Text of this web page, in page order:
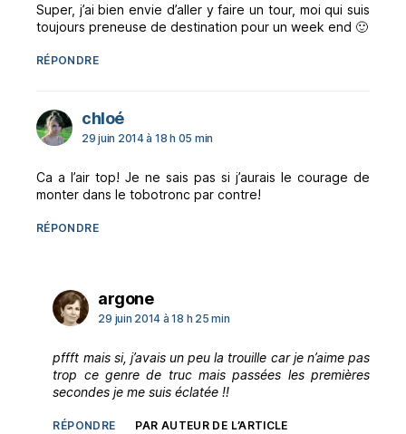
Super, j’ai bien envie d’aller y faire un tour, moi qui suis
toujours preneuse de destination pour un week end 🙂
RÉPONDRE
chloédit :
29 juin 2014 à 18 h 05 min
Ca a l’air top! Je ne sais pas si j’aurais le courage de
monter dans le tobotronc par contre!
RÉPONDRE
argonedit :
29 juin 2014 à 18 h 25 min
pffft mais si, j’avais un peu la trouille car je n’aime pas
trop ce genre de truc mais passées les premières
secondes je me suis éclatée !!
RÉPONDRE PAR AUTEUR DE L’ARTICLE